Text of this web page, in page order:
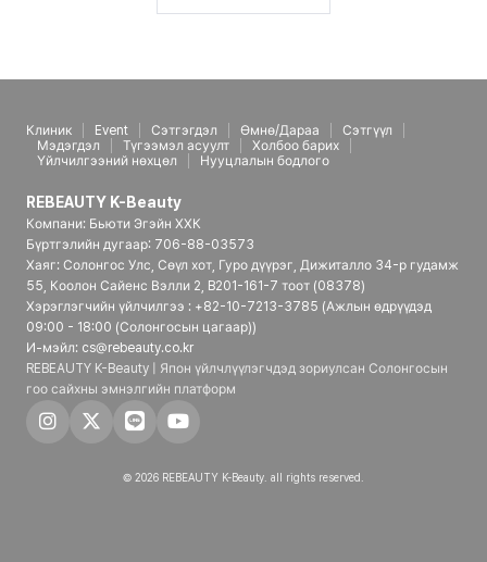
Клиник Event Сэтгэгдэл Өмнө/Дараа
Сэтгүүл
Мэдэгдэл
Түгээмэл асуулт
Холбоо барих
Үйлчилгээний нөхцөл
Нууцлалын бодлого
REBEAUTY K-Beauty
Компани: Бьюти Эгэйн ХХК
Бүртгэлийн дугаар: 706-88-03573
Хаяг: Солонгос Улс, Сөүл хот, Гуро дүүрэг, Дижиталло 34-р гудамж
55, Коолон Сайенс Вэлли 2, B201-161-7 тоот (08378)
Хэрэглэгчийн үйлчилгээ : +82-10-7213-3785 (Ажлын өдрүүдэд
09:00 - 18:00 (Солонгосын цагаар))
И-мэйл: cs@rebeauty.co.kr
REBEAUTY K-Beauty | Япон үйлчлүүлэгчдэд зориулсан Солонгосын
гоо сайхны эмнэлгийн платформ
© 2026 REBEAUTY K-Beauty. all rights reserved.